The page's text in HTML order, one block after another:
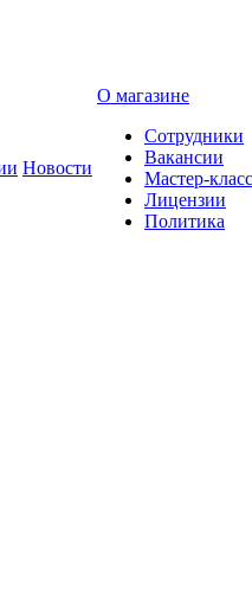
Новости
О магазине
Сотрудники
Вакансии
Мастер-
Лицензии
Политика